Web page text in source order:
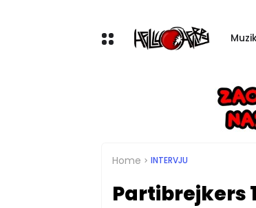
Home INTERVJU
Partibrejkers